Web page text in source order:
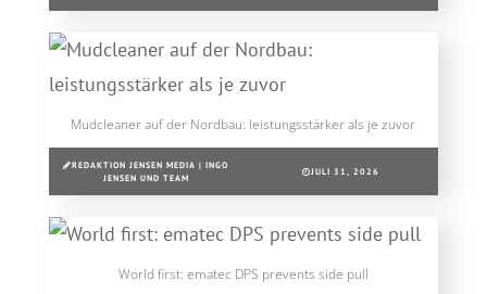
Mudcleaner auf der Nordbau: leistungsstärker als je zuvor
REDAKTION JENSEN MEDIA | INGO
JENSEN UND TEAM
JULI 31, 2026
World first: ematec DPS prevents side pull